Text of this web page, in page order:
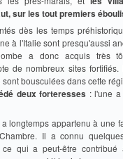
sur les tout premiers
dès les temps
à l'Italie sont presqu'aussi
a donc acquis très
de nombreux sites
bousculées dans cette
deux forteresses : l'une
a longtemps appartenu à une
Il a connu
qui a peut-être contribué